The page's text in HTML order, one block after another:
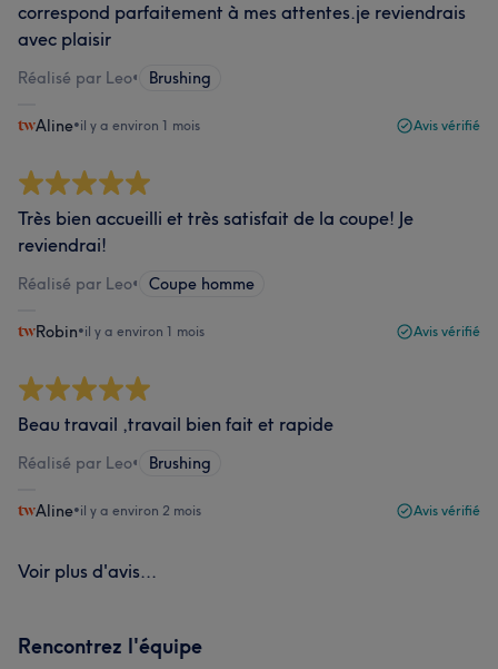
correspond parfaitement à mes attentes.je reviendrais
avec plaisir
Réalisé par Leo• Brushing
Aline•il y a environ 1 mois Avis vérifié
Très bien accueilli et très satisfait de la coupe! Je
reviendrai!
Réalisé par Leo• Coupe homme
Robin•il y a environ 1 mois Avis vérifié
Beau travail ,travail bien fait et rapide
Réalisé par Leo• Brushing
Aline•il y a environ 2 mois Avis vérifié
Voir plus d'avis...
Rencontrez l'équipe